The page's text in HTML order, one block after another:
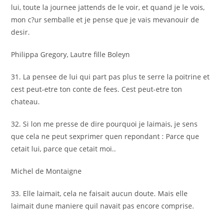
lui, toute la journee jattends de le voir, et quand je le vois,
mon c?ur semballe et je pense que je vais mevanouir de
desir.
Philippa Gregory, Lautre fille Boleyn
31. La pensee de lui qui part pas plus te serre la poitrine et
cest peut-etre ton conte de fees. Cest peut-etre ton
chateau.
32. Si lon me presse de dire pourquoi je laimais, je sens
que cela ne peut sexprimer quen repondant : Parce que
cetait lui, parce que cetait moi..
Michel de Montaigne
33. Elle laimait, cela ne faisait aucun doute. Mais elle
laimait dune maniere quil navait pas encore comprise.